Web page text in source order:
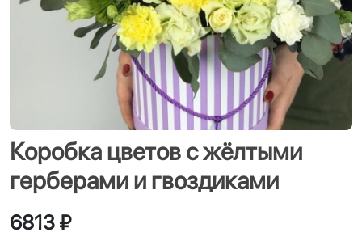
Коробка цветов с жёлтыми
герберами и гвоздиками
6813 ₽